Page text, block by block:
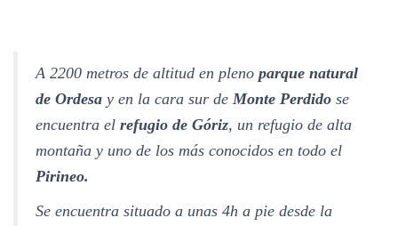
A 2200 metros de altitud en pleno parque natural
de Ordesa y en la cara sur de Monte Perdido se
encuentra el refugio de Góriz, un refugio de alta
montaña y uno de los más conocidos en todo el
Pirineo.
Se encuentra situado a unas 4h a pie desde la